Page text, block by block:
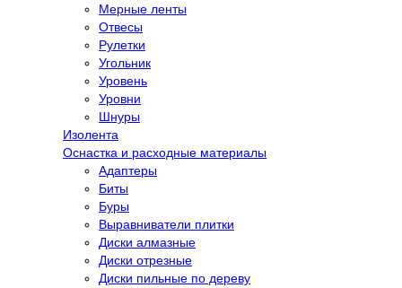
Мерные ленты
Отвесы
Рулетки
Угольник
Уровень
Уровни
Шнуры
Изолента
Оснастка и расходные материалы
Адаптеры
Биты
Буры
Выравниватели плитки
Диски алмазные
Диски отрезные
Диски пильные по дереву